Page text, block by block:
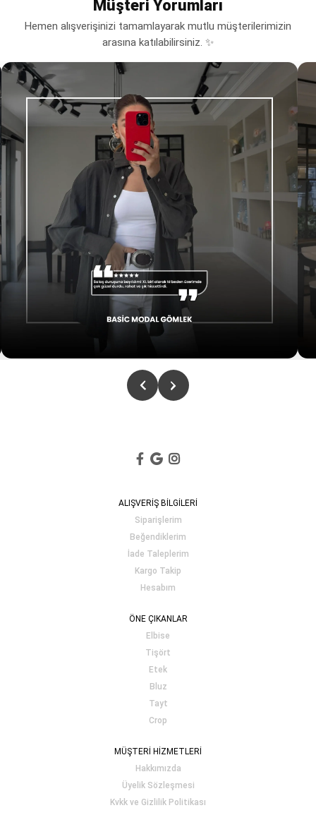
Müşteri Yorumları
Hemen alışverişinizi tamamlayarak mutlu müşterilerimizin
arasına katılabilirsiniz. ✨
ALIŞVERİŞ BİLGİLERİ
Siparişlerim
Beğendiklerim
İade Taleplerim
Kargo Takip
Hesabım
ÖNE ÇIKANLAR
Elbise
Tişört
Etek
Bluz
Tayt
Crop
MÜŞTERİ HİZMETLERİ
Hakkımızda
Üyelik Sözleşmesi
Kvkk ve Gizlilik Politikası